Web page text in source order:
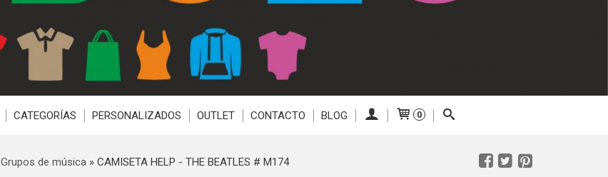
CATEGORÍAS PERSONALIZADOS OUTLET CONTACTO BLOG 0
Grupos de música» CAMISETA HELP - THE BEATLES # M174